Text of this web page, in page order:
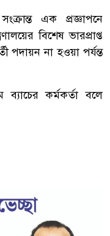
এক প্রজ্ঞাপনে
বিশেষ ভারপ্রাপ্ত
পদায়ন না হওয়া পর্যন্ত
ব্যাচের কর্মকর্তা বলে